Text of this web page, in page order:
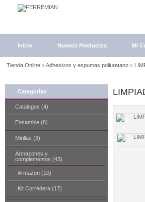
Inicio Nuevos Productos Mi
Tienda Online»Adhesivos y espumas poliuretano»
Categorías
Catalogos (4)
Ensamble (8)
Mirillas (3)
Armazones y
complementos (43)
Armazon (10)
Kit Corredera (17)